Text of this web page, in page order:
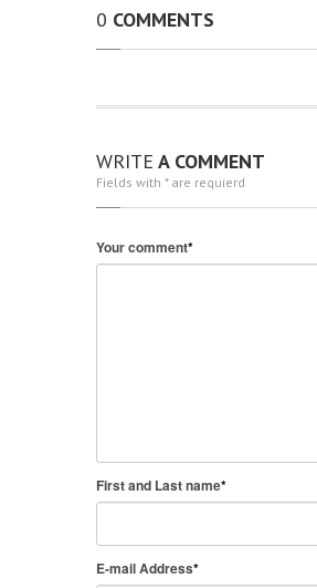
0 COMMENTS
WRITE A COMMENT
Fields with * are requierd
Your comment*
First and Last name*
E-mail Address*